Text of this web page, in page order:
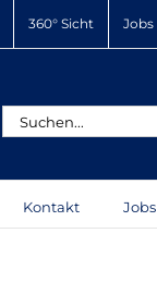
360° Sicht Jobs
Suche
nach:
Kontakt Jobs